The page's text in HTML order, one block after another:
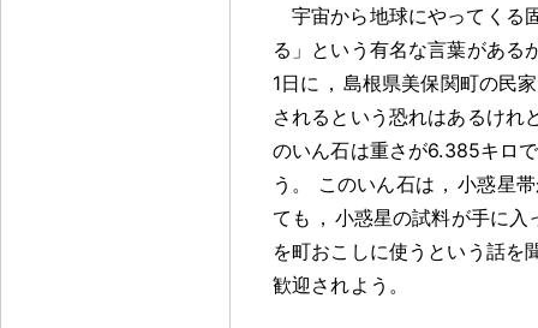
宇宙から地球にやってくる
る」という有名な言葉がある
1日に ， 島根県美保関町の民
されるという恐れはあるけれ
のいん石は重さが6.385キロで
う 。 このいん石は ， 小惑星
ても ， 小惑星の試料が手に入
を町おこしに使うという話を
歓迎されよう 。